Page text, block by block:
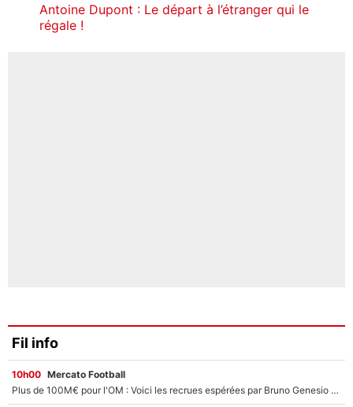
Antoine Dupont : Le départ à l’étranger qui le
régale !
Fil info
10h00 Mercato Football
Plus de 100M€ pour l'OM : Voici les recrues espérées par Bruno Genesio et Grégory Lorenzi après l’opération dégraissage